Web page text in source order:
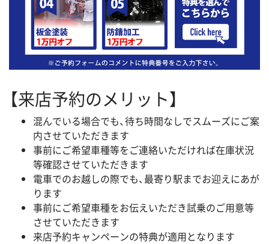
【来店予約のメリット】
混んでいる場合でも、待ち時間なしでスムーズにご案
内させていただきます
事前にご希望車種等をご連絡いただければ在庫状況
等確認させていただきます
電車でのお越しの際でも、最寄り駅までお迎えにあが
ります
事前にご希望車種をお伝えいただき試乗のご用意等
させていただきます
来店予約キャンペーンの特典が適用となります